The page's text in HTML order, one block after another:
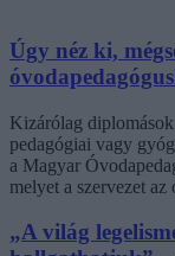
Úgy néz ki,
Kizárólag
pedagógiai vagy
a Magyar
melyet a szervezet
„A világ